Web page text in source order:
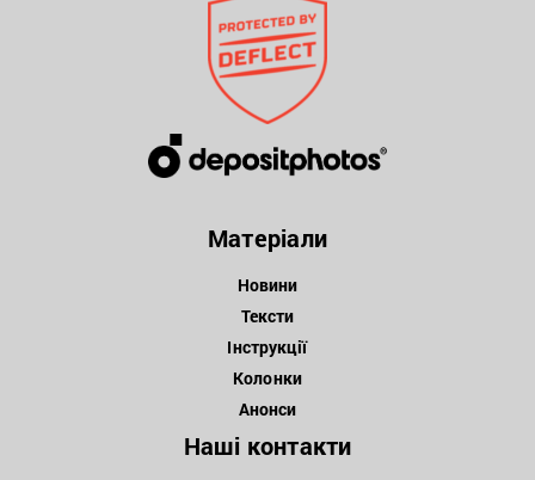
Матеріали
Новини
Тексти
Інструкції
Колонки
Анонси
Наші контакти